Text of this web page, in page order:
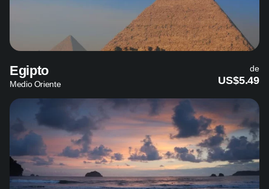
Egipto
Medio Oriente
de
US$5.49